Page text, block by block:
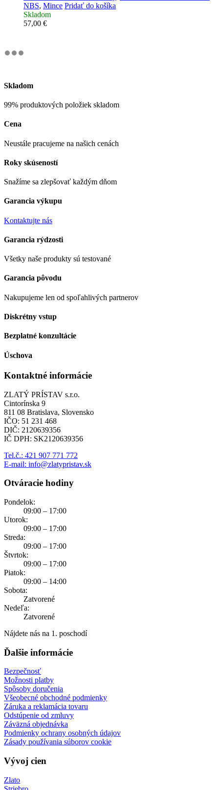
NBS, Mince Pridať do košíka
Skladom
57,00 €
Skladom
99% produktových položiek skladom
Cena
Neustále pracujeme na našich cenách
Roky skúseností
Snažíme sa zlepšovať každým dňom
Garancia výkupu
Kontaktujte nás
Garancia rýdzosti
Všetky naše produkty sú testované
Garancia pôvodu
Nakupujeme len od spoľahlivých partnerov
Diskrétny vstup
Bezplatné konzultácie
Úschova
Kontaktné informácie
ZLATÝ PRÍSTAV s.r.o.
Cintorínska 9
811 08 Bratislava, Slovensko
IČO: 51 231 468
DIČ: 2120639356
IČ DPH: SK2120639356
Tel.č.: 421 907 771 772
E-mail: info@zlatypristav.sk
Otváracie hodiny
Pondelok:
09:00 – 17:00
Utorok:
09:00 – 17:00
Streda:
09:00 – 17:00
Štvrtok:
09:00 – 17:00
Piatok:
09:00 – 14:00
Sobota:
Zatvorené
Nedeľa:
Zatvorené
Nájdete nás na 1. poschodí
Ďalšie informácie
Bezpečnosť
Možnosti platby
Spôsoby doručenia
Všeobecné obchodné podmienky
Záruka a reklamácia tovaru
Odstúpenie od zmluvy
Záväzná objednávka
Podmienky ochrany osobných údajov
Zásady používania súborov cookie
Vývoj cien
Zlato